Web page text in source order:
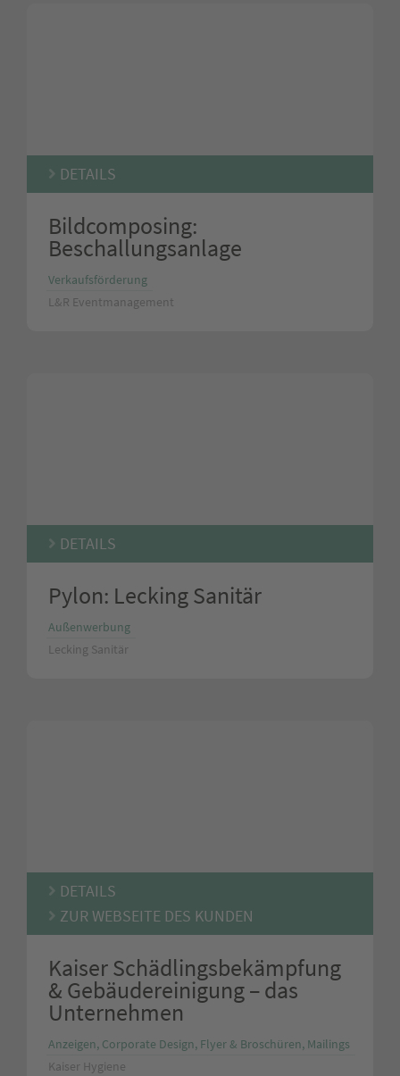
DETAILS
Bildcomposing:
Beschallungsanlage
Verkaufsförderung
L&R Eventmanagement
DETAILS
Pylon: Lecking Sanitär
Außenwerbung
Lecking Sanitär
DETAILS
ZUR WEBSEITE DES KUNDEN
Kaiser Schädlingsbekämpfung
& Gebäudereinigung – das
Unternehmen
Anzeigen, Corporate Design, Flyer & Broschüren, Mailings
Kaiser Hygiene